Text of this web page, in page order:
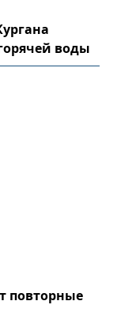
воды
повторные